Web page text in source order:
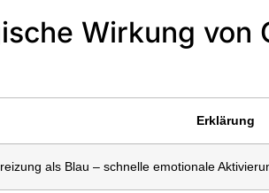
Wirkung von
Erklärung
als Blau – schnelle emotionale